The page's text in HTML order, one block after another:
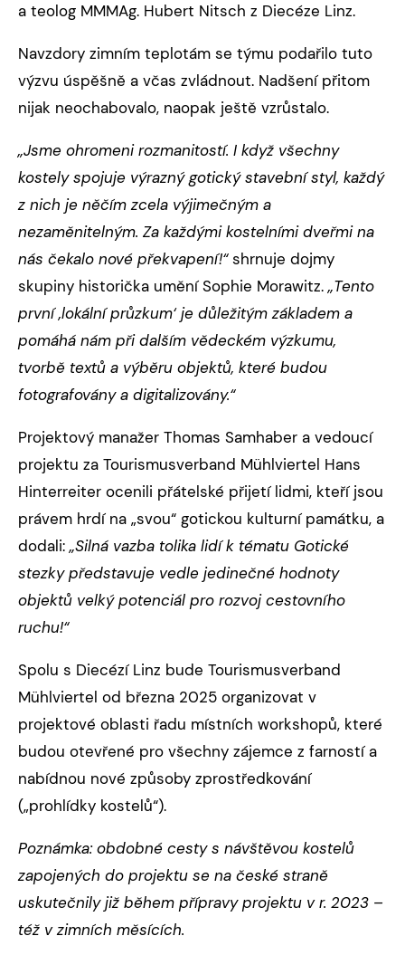
a teolog MMMAg. Hubert Nitsch z Diecéze Linz.
Navzdory zimním teplotám se týmu podařilo tuto
výzvu úspěšně a včas zvládnout. Nadšení přitom
nijak neochabovalo, naopak ještě vzrůstalo.
„Jsme ohromeni rozmanitostí. I když všechny
kostely spojuje výrazný gotický stavební styl, každý
z nich je něčím zcela výjimečným a
nezaměnitelným. Za každými kostelními dveřmi na
nás čekalo nové překvapení!“shrnuje dojmy
skupiny historička umění Sophie Morawitz.„Tento
první ‚lokální průzkum‘ je důležitým základem a
pomáhá nám při dalším vědeckém výzkumu,
tvorbě textů a výběru objektů, které budou
fotografovány a digitalizovány.“
Projektový manažer Thomas Samhaber a vedoucí
projektu za Tourismusverband Mühlviertel Hans
Hinterreiter ocenili přátelské přijetí lidmi, kteří jsou
právem hrdí na „svou“ gotickou kulturní památku, a
dodali:„Silná vazba tolika lidí k tématu Gotické
stezky představuje vedle jedinečné hodnoty
objektů velký potenciál pro rozvoj cestovního
ruchu!“
Spolu s Diecézí Linz bude Tourismusverband
Mühlviertel od března 2025 organizovat v
projektové oblasti řadu místních workshopů, které
budou otevřené pro všechny zájemce z farností a
nabídnou nové způsoby zprostředkování
(„prohlídky kostelů“).
Poznámka: obdobné cesty s návštěvou kostelů
zapojených do projektu se na české straně
uskutečnily již během přípravy projektu v r. 2023 –
též v zimních měsících.